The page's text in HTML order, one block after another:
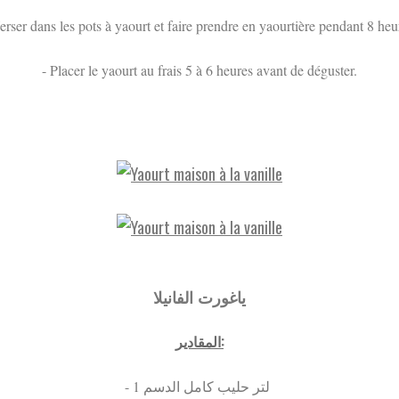
dans les pots à yaourt et faire prendre en yaourtière pendant 8
- Placer le yaourt au frais 5 à 6 heures avant de déguster.
ياغورت الفانيلا
المقادير: